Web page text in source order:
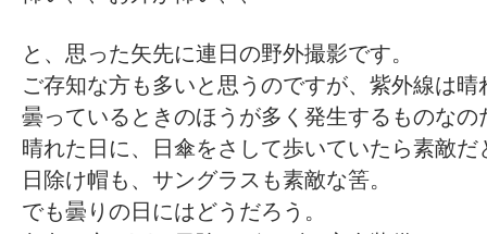
と、思った矢先に連日の野外撮影です。
ご存知な方も多いと思うのですが、紫外線は
曇っているときのほうが多く発生するものなの
晴れた日に、日傘をさして歩いていたら素敵だ
日除け帽も、サングラスも素敵な筈。
でも曇りの日にはどうだろう。